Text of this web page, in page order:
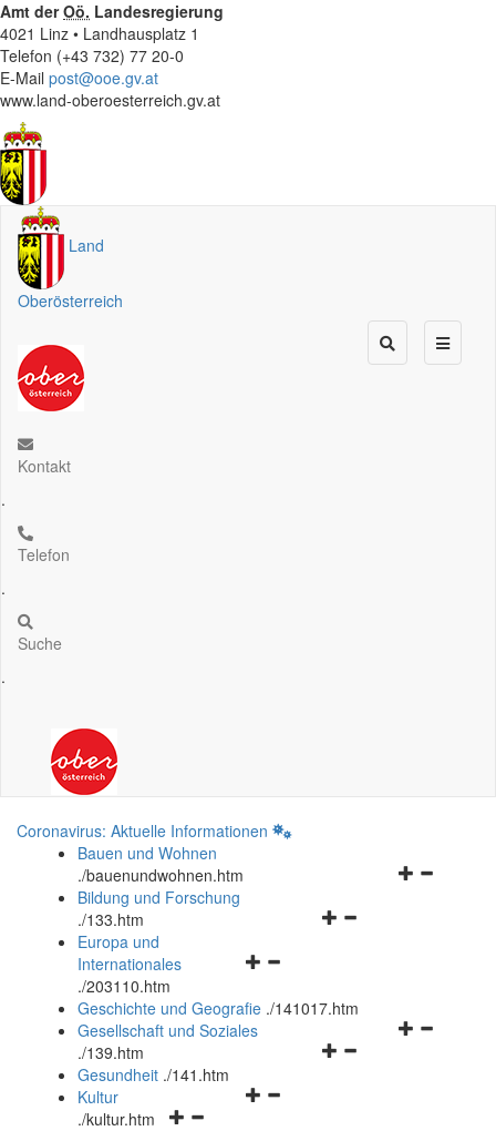
Amt derOö. Landesregierung
4021 Linz • Landhausplatz 1
Telefon (+43 732) 77 20-0
E-Mail post@ooe.gv.at
www.land-oberoesterreich.gv.at
Land
Oberösterreich
Kontakt
.
Telefon
.
Suche
.
Coronavirus: Aktuelle Informationen
Bauen und Wohnen
./bauenundwohnen.htm
Navigationsmenü
Bildung und Forschung
./133.htm
Navigationsmenü
und
schließen
Europa und
Internationales
./203110.htm
Geschichte und Geografie ./141017.htm
Navigationsmenü
Gesellschaft und Soziales
./139.htm
Navigationsmenü
Gesundheit ./141.htm
Navigationsmenü
Kultur
./kultur.htm